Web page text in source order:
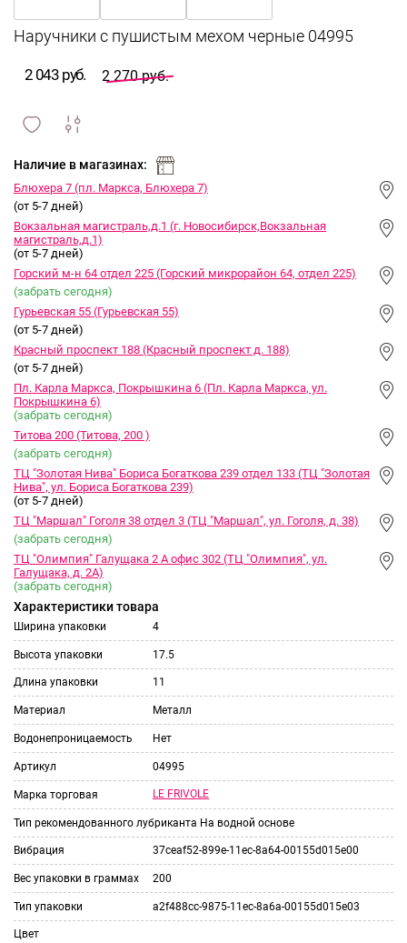
2 043 руб. 2 270 руб.
и
Наличие в магазинах:
Блюхера 7 (пл. Маркса, Блюхера 7)
(от 5-7 дней)
Вокзальная магистраль,д.1 (г. Новосибирск,Вокзальная
магистраль,д.1)
(от 5-7 дней)
Горский м-н 64 отдел 225 (Горский микрорайон 64, отдел 225)
(забрать сегодня)
Гурьевская 55 (Гурьевская 55)
(от 5-7 дней)
Красный проспект 188 (Красный проспект д. 188)
(от 5-7 дней)
Пл. Карла Маркса, Покрышкина 6 (Пл. Карла Маркса, ул.
Покрышкина 6)
(забрать сегодня)
Титова 200 (Титова, 200 )
(забрать сегодня)
ТЦ "Золотая Нива" Бориса Богаткова 239 отдел 133 (ТЦ "Золотая
Нива", ул. Бориса Богаткова 239)
(от 5-7 дней)
ТЦ "Маршал" Гоголя 38 отдел 3 (ТЦ "Маршал", ул. Гоголя, д. 38)
(забрать сегодня)
ТЦ "Олимпия" Галущака 2 А офис 302 (ТЦ "Олимпия", ул.
Галущака, д. 2А)
(забрать сегодня)
Характеристики товара
Ширина упаковки 4
Высота упаковки 17.5
Длина упаковки 11
Материал Металл
Водонепроницаемость Нет
Артикул 04995
Марка торговая LE FRIVOLE
Тип рекомендованного лубриканта На водной основе
Вибрация 37ceaf52-899e-11ec-8a64-00155d015e00
Вес упаковки в граммах 200
Тип упаковки a2f488cc-9875-11ec-8a6a-00155d015e03
Цвет